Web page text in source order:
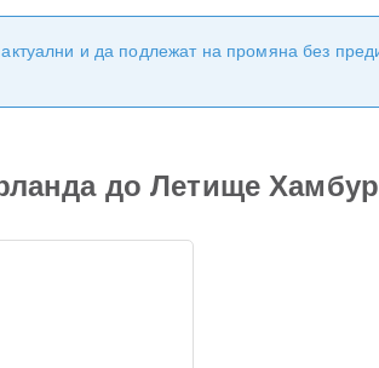
и да подлежат на промяна без
до Летище